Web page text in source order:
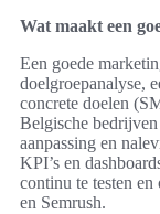
Wat maakt een
Een goede
doelgroepanalyse,
concrete doelen
Belgische
aanpassing en
KPI’s en
continu te testen
en Semrush.